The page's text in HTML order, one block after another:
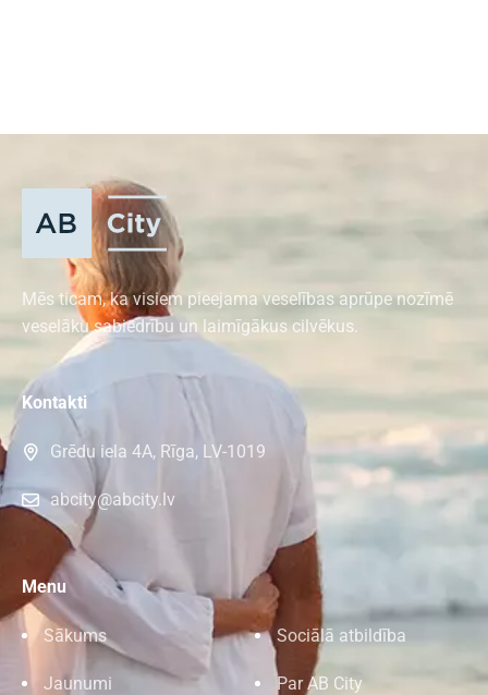
Mēs ticam, ka visiem pieejama veselības aprūpe nozīmē
veselāku sabiedrību un laimīgākus cilvēkus.
Kontakti
Grēdu iela 4A, Rīga, LV-1019
abcity@abcity.lv
Menu
Sākums Sociālā atbildība
Jaunumi Par AB City